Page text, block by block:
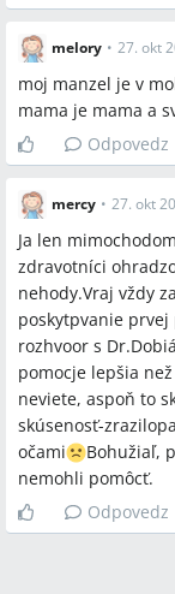
melory • 27. okt
moj manzel je v
mama je mama a
Odpovedz
mercy • 27. okt
Ja len
zdravotníci
nehody.Vraj vždy
poskytpvanie prvej
rozhvoor s
pomocje lepšia
neviete, aspoň to
skúsenosť-
očami
Bohužiaľ,
nemohli pomôcť.
Odpovedz